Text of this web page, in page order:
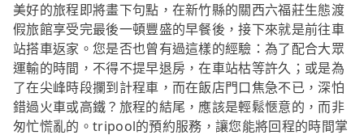
美好的旅程即將畫下句點，在新竹縣的關西六福莊生態渡
假旅館享受完最後一頓豐盛的早餐後，接下來就是前往車
站搭車返家。您是否也曾有過這樣的經驗：為了配合大眾
運輸的時間，不得不提早退房，在車站枯等許久；或是為
了在尖峰時段攔到計程車，而在飯店門口焦急不已，深怕
錯過火車或高鐵？旅程的結尾，應該是輕鬆愜意的，而非
匆忙慌亂的。tripool的預約服務，讓您能將回程的時間掌